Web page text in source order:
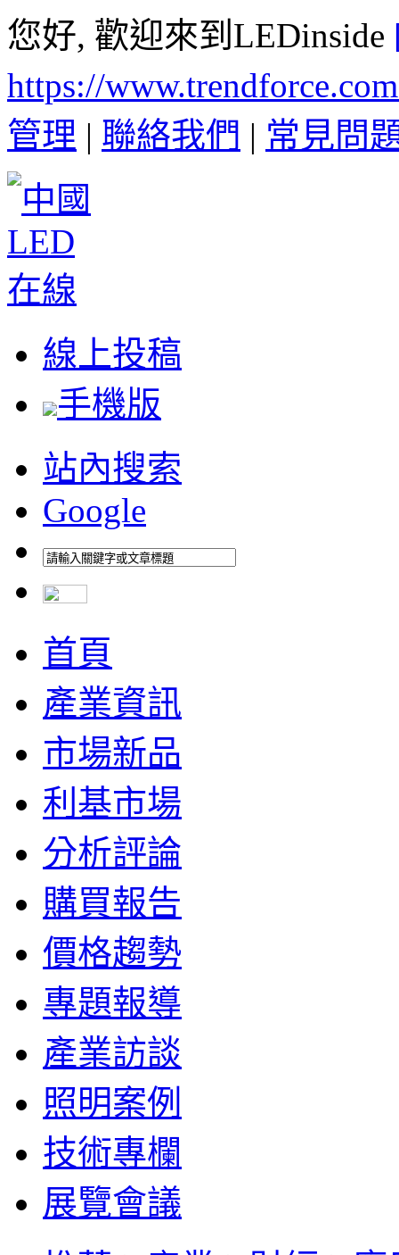
您好, 歡迎來到LEDinside
https://
管理 | 聯絡我們 | 常見問
線上投稿
手機版
站內搜索
Google
首頁
產業資訊
市場新品
利基市場
分析評論
購買報告
價格趨勢
專題報導
產業訪談
照明案例
技術專欄
展覽會議